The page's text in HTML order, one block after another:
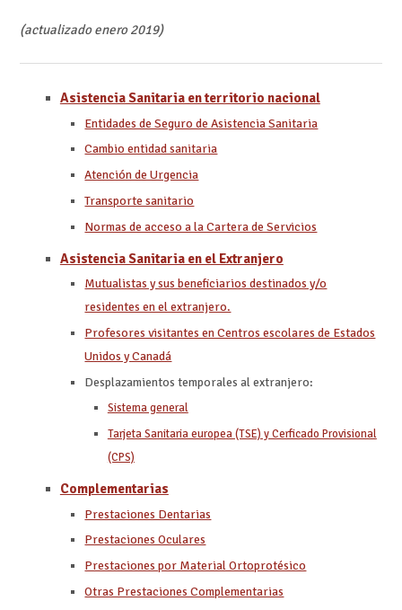
(actualizado enero 2019)
Asistencia Sanitaria en territorio nacional
Entidades de Seguro de Asistencia Sanitaria
Cambio entidad sanitaria
Atención de Urgencia
Transporte sanitario
Normas de acceso a la Cartera de Servicios
Asistencia Sanitaria en el Extranjero
Mutualistas y sus beneficiarios destinados y/o
residentes en el extranjero.
Profesores visitantes en Centros escolares de Estados
Unidos y Canadá
Desplazamientos temporales al extranjero:
Sistema general
Tarjeta Sanitaria europea (TSE) y Cerficado Provisional
(CPS)
Complementarias
Prestaciones Dentarias
Prestaciones Oculares
Prestaciones por Material Ortoprotésico
Otras Prestaciones Complementarias